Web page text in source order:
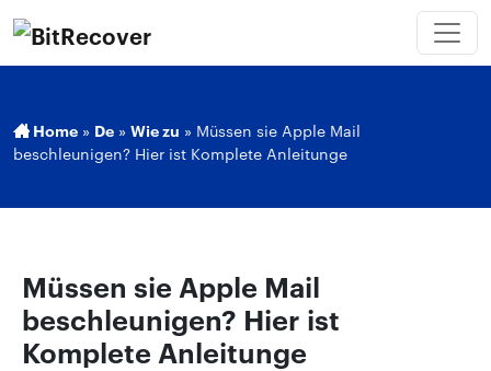
Home » De » Wie zu » Müssen sie Apple Mail
beschleunigen? Hier ist Komplete Anleitunge
Müssen sie Apple Mail
beschleunigen? Hier ist
Komplete Anleitunge